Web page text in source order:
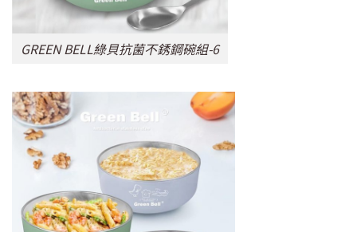
GREEN BELL綠貝抗菌不銹鋼碗組-6